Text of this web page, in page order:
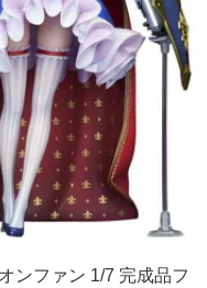
ンファン 1/7 完成品フ